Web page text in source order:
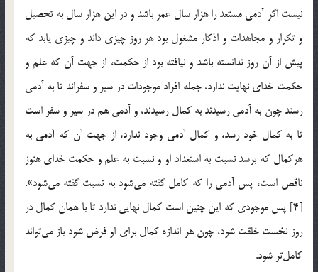
نيست اگر آدمي مستعد را هزار سال عمر باشد و در اين هزار سال به تحصيل
و تكرار و مجاهدات و اذكار مشغول بود هر روز چيزي داند و چيزي يابد كه
پيش از آن روز ندانسته باشد و نيافته بود از حكمت، از جهت آن كه علم و
حكمت خداي نهايت ندارد، جمله افراد موجودات در سير و سفراند تا به آدمي
رسند چون به آدمي رسيدند به كمال رسيدند، و آدمي هم در سير و سفر است
تا به كمال خود رسد، و كمال آدمي وجود ندارد،‌ از جهت آن كه آدمي به
هركمال كه برسد نسبت به استعداد او و نسبت به علم و حكمت خداي هنوز
ناقص است، پس آدمي را كه كامل گفته مي‌شود به نسبت گفته مي‌شود».
[4] پس موجودي كه اين چنين است كمال نهايي ندارد تا با همان كمال در
روز نخست خلقت شود، چون هر اندازه كمال براي او فرض شود باز مي‌تواند
كامل‌تر شود.